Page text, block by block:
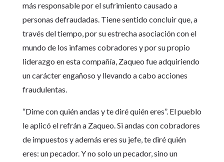
más responsable por el sufrimiento causado a
personas defraudadas. Tiene sentido concluir que, a
través del tiempo, por su estrecha asociación con el
mundo de los infames cobradores y por su propio
liderazgo en esta compañía, Zaqueo fue adquiriendo
un carácter engañoso y llevando a cabo acciones
fraudulentas.
“Dime con quién andas y te diré quién eres”. El pueblo
le aplicó el refrán a Zaqueo. Si andas con cobradores
de impuestos y además eres su jefe, te diré quién
eres: un pecador. Y no solo un pecador, sino un